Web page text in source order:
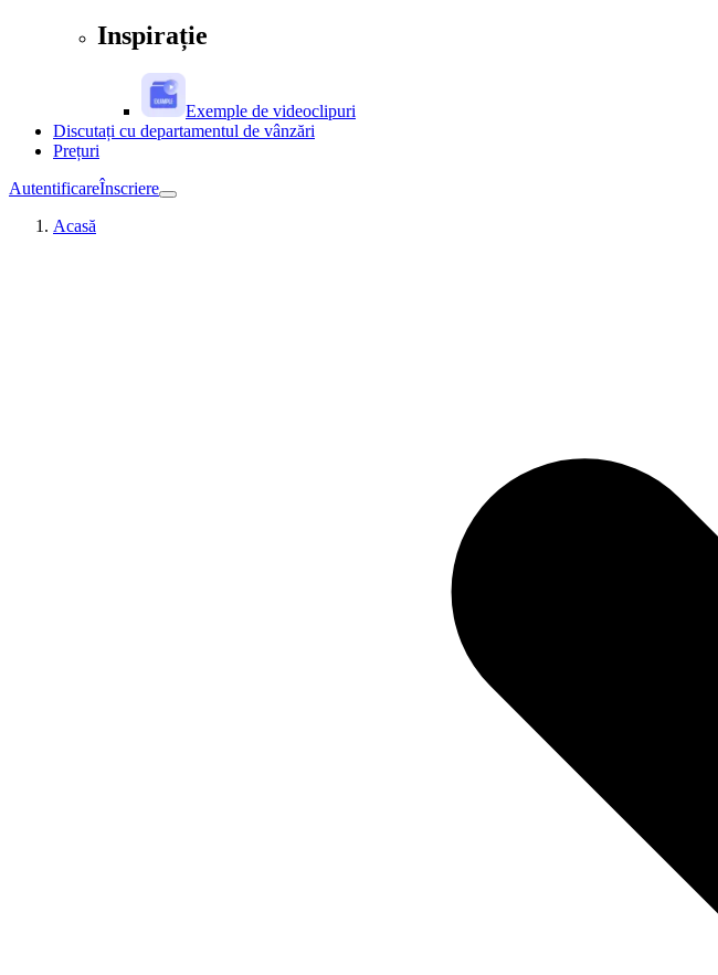
Inspirație
Exemple de videoclipuri
Discutați cu departamentul de vânzări
Prețuri
AutentificareÎnscriere
Acasă